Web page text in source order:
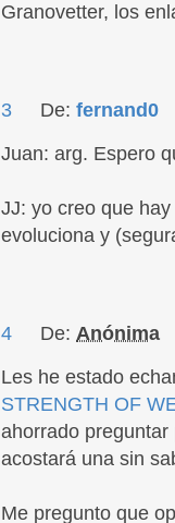
Granovetter, los
3 De: fernand0
Juan: arg. Espero
JJ: yo creo que
evoluciona y
4 De: Anónima
Les he estado
STRENGTH OF
ahorrado
acostará una sin
Me pregunto que